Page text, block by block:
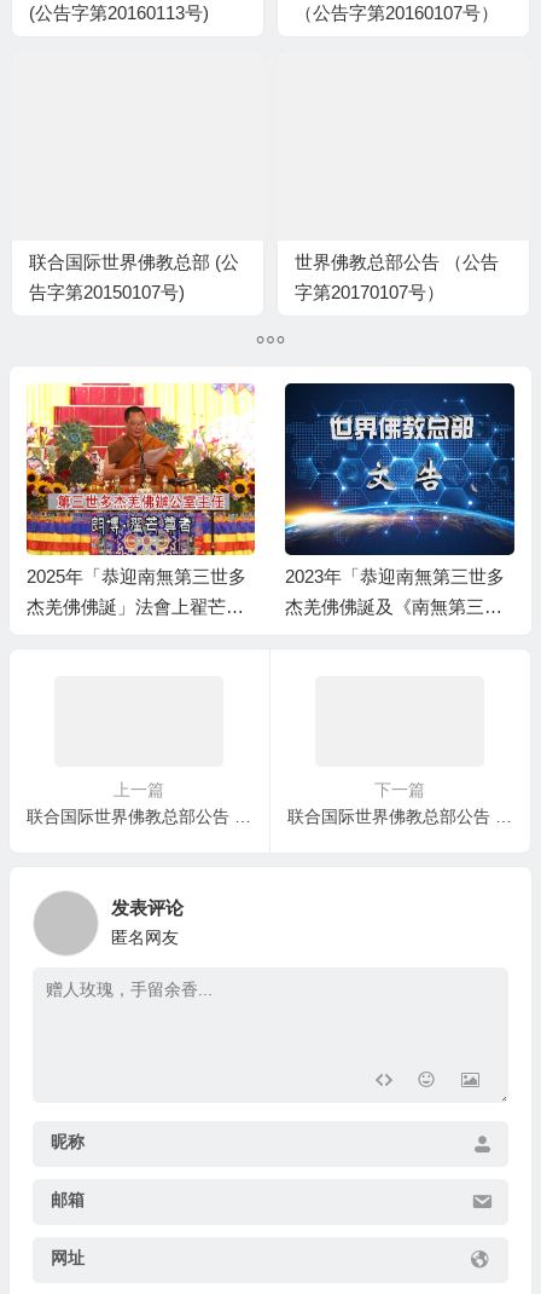
(公告字第20160113号)
（公告字第20160107号）
联合国际世界佛教总部 (公
告字第20150107号)
世界佛教总部公告 （公告
字第20170107号）
2025年「恭迎南無第三世多
杰羌佛佛誕」法會上翟芒尊
2023年「恭迎南無第三世多
杰羌佛佛誕及《南無第三世
上一篇
联合国际世界佛教总部公告 (公告字第20170104号) 妖人的丑恶面目暴露了
下一篇
联合国际世界佛教总部公告 （公告字第20170106号） 不在“百场圣会”现场修的任何法会，都不是“百场圣会”
发表评论
匿名网友
昵称
邮箱
网址